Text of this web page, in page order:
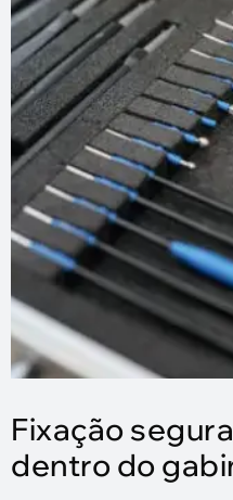
Fixação
dentro do